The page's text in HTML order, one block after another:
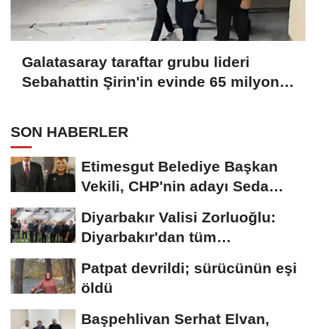
Galatasaray taraftar grubu lideri
Sebahattin Şirin'in evinde 65 milyon
SON HABERLER
Etimesgut Belediye Başkan
Vekili, CHP'nin adayı Seda
Diyarbakır Valisi Zorluoğlu:
Diyarbakır'dan tüm
Patpat devrildi; sürücünün eşi
öldü
Başpehlivan Serhat Elvan,